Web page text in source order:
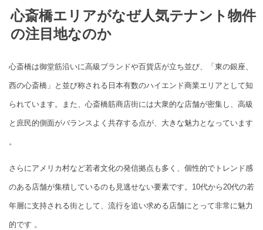
心斎橋エリアがなぜ人気テナント物件
の注目地なのか
心斎橋は御堂筋沿いに高級ブランドや百貨店が立ち並び、「東の銀座、
西の心斎橋」と並び称される日本有数のハイエンド商業エリアとして知
られています。また、心斎橋筋商店街には大衆的な店舗が密集し、高級
と庶民的側面がバランスよく共存する点が、大きな魅力となっています
。
さらにアメリカ村など若者文化の発信拠点も多く、個性的でトレンド感
のある店舗が集積しているのも見逃せない要素です。10代から20代の若
年層に支持される街として、流行を追い求める店舗にとって非常に魅力
的です 。